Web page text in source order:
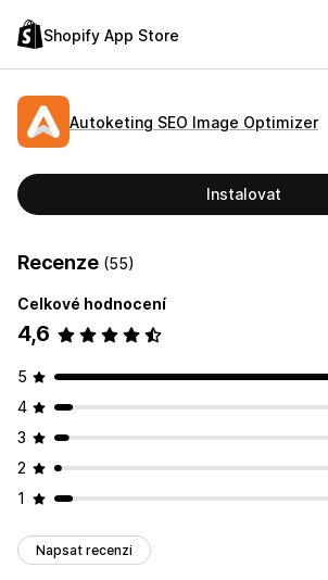
Shopify App Store
Autoketing SEO Image Optimizer
Instalovat
Recenze (55)
Celkové hodnocení
4,6
5
4
3
2
1
Napsat recenzi